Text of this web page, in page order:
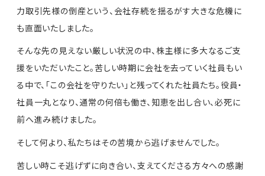
力取引先様の倒産という、会社存続を揺るがす大きな危機に
も直面いたしました。
そんな先の見えない厳しい状況の中、株主様に多大なるご支
援をいただいたこと。苦しい時期に会社を去っていく社員もい
る中で、「この会社を守りたい」と残ってくれた社員たち。 役員・
社員一丸となり、通常の何倍も働き、知恵を出し合い、必死に
前へ進み続けました。
そして何より、私たちはその苦境から逃げませんでした。
苦しい時こそ逃げずに向き合い、支えてくださる方々への感謝